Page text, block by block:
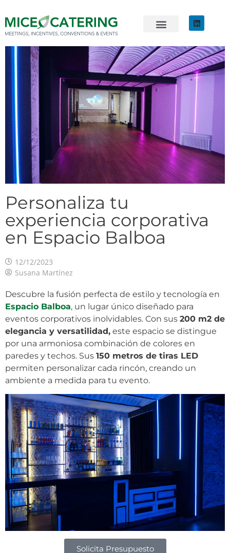
Personaliza tu
experiencia corporativa
en Espacio Balboa
12/12/2023
Susana Martínez
Descubre la fusión perfecta de estilo y tecnología en
Espacio Balboa, un lugar único diseñado para
eventos corporativos inolvidables. Con sus 200 m2 de
elegancia y versatilidad, este espacio se distingue
por una armoniosa combinación de colores en
paredes y techos. Sus 150 metros de tiras LED
permiten personalizar cada rincón, creando un
ambiente a medida para tu evento.
Solicita Presupuesto